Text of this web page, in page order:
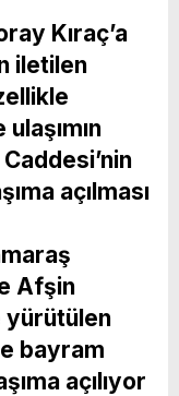
Kıraç’a
iletilen
açılması
Afşin
yürütülen
bayram
açılıyor